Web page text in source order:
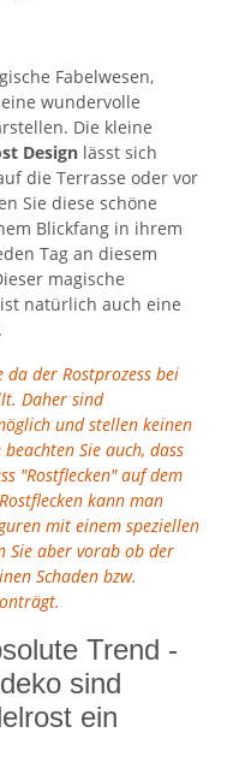
Fabelwesen,
wundervolle
Die kleine
Design lässt sich
die Terrasse oder vor
Sie diese schöne
Blickfang in ihrem
Tag an diesem
magische
ist natürlich auch eine
der Rostprozess bei
Daher sind
und stellen keinen
Sie auch, dass
"Rostflecken" auf dem
kann man
mit einem speziellen
Sie aber vorab ob der
Schaden bzw.
Trend -
sind
ein